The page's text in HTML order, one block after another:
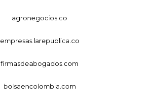
agronegocios.co
empresas.larepublica.co
firmasdeabogados.com
bolsaencolombia.com